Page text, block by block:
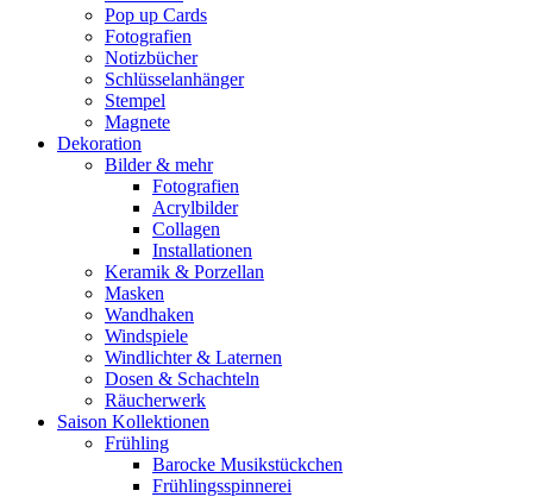
Pop up Cards
Fotografien
Notizbücher
Schlüsselanhänger
Stempel
Magnete
Dekoration
Bilder & mehr
Fotografien
Acrylbilder
Collagen
Installationen
Keramik & Porzellan
Masken
Wandhaken
Windspiele
Windlichter & Laternen
Dosen & Schachteln
Räucherwerk
Saison Kollektionen
Frühling
Barocke Musikstückchen
Frühlingsspinnerei